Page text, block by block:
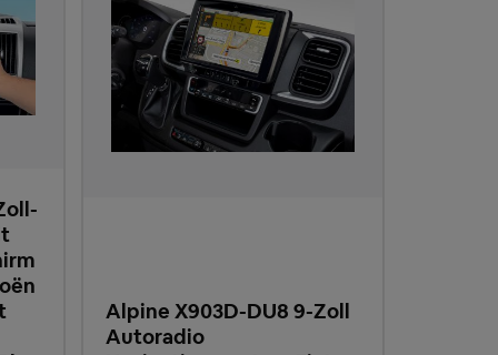
Alpine X903D-DU8 9-Zoll
Autoradio